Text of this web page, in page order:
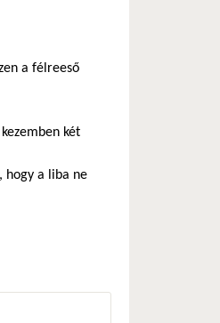
a félreeső
két
hogy a liba ne